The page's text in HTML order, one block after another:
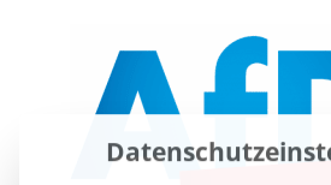
essenziell, während andere uns helfen,
Erfahrung zu verbessern.